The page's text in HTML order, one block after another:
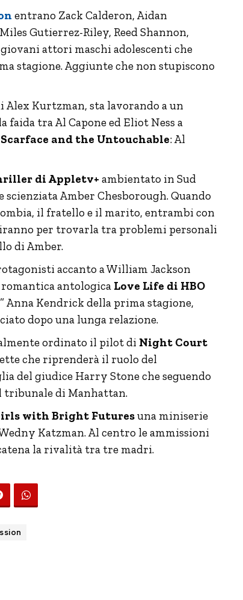
entrano Zack Calderon, Aidan
Gutierrez-Riley, Reed Shannon,
attori maschi adolescenti che
stagione. Aggiunte che non stupiscono
Alex Kurtzman, sta lavorando a un
faida tra Al Capone ed Eliot Ness a
Scarface and the Untouchable: Al
di Appletv+ ambientato in Sud
Amber Chesborough. Quando
il fratello e il marito, entrambi con
per trovarla tra problemi personali
di Amber.
accanto a William Jackson
romantica antologica Love Life di HBO
Anna Kendrick della prima stagione,
dopo una lunga relazione.
ordinato il pilot di Night Court
che riprenderà il ruolo del
del giudice Harry Stone che seguendo
tribunale di Manhattan.
with Bright Futuresuna miniserie
Katzman. Al centro le ammissioni
la rivalità tra tre madri.